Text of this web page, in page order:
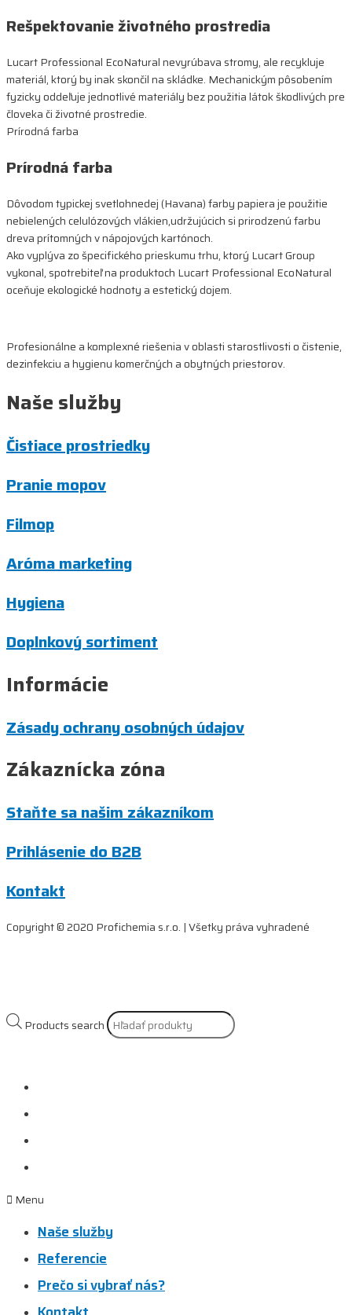
Rešpektovanie životného prostredia
Lucart Professional EcoNatural nevyrúbava stromy, ale recykluje
materiál, ktorý by inak skončil na skládke. Mechanickým pôsobením
fyzicky oddeľuje jednotlivé materiály bez použitia látok škodlivých pre
človeka či životné prostredie.
Prírodná farba
Prírodná farba
Dôvodom typickej svetlohnedej (Havana) farby papiera je použitie
nebielených celulózových vlákien,udržujúcich si prirodzenú farbu
dreva prítomných v nápojových kartónoch.
Ako vyplýva zo špecifického prieskumu trhu, ktorý Lucart Group
vykonal, spotrebiteľ na produktoch Lucart Professional EcoNatural
oceňuje ekologické hodnoty a estetický dojem.
Profesionálne a komplexné riešenia v oblasti starostlivosti o čistenie,
dezinfekciu a hygienu komerčných a obytných priestorov.
Naše služby
Čistiace prostriedky
Pranie mopov
Filmop
Aróma marketing
Hygiena
Doplnkový sortiment
Informácie
Zásady ochrany osobných údajov
Zákaznícka zóna
Staňte sa našim zákazníkom
Prihlásenie do B2B
Kontakt
Copyright © 2020 Profichemia s.r.o. | Všetky práva vyhradené
Products search
Menu
Naše služby
Referencie
Prečo si vybrať nás?